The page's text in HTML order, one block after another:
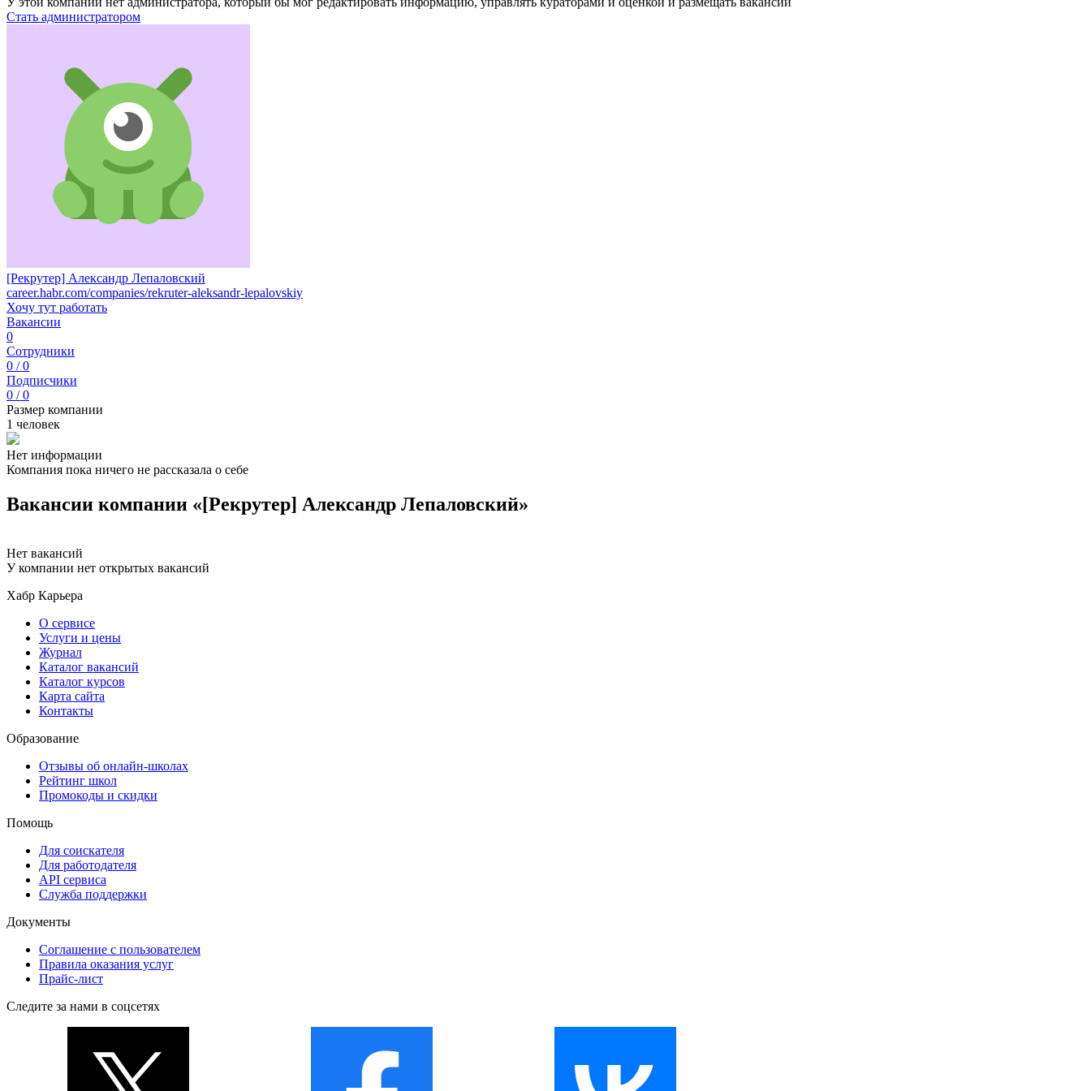
Стать администратором
[Рекрутер] Александр Лепаловский
career.habr.com/companies/rekruter-aleksandr-lepalovskiy
Хочу тут работать
Вакансии
0
Сотрудники
0 / 0
Подписчики
0 / 0
Размер компании
1 человек
Нет информации
Компания пока ничего не рассказала о себе
Вакансии компании «[Рекрутер] Александр Лепаловский»
Нет вакансий
У компании нет открытых вакансий
Хабр Карьера
О сервисе
Услуги и цены
Журнал
Каталог вакансий
Каталог курсов
Карта сайта
Контакты
Образование
Отзывы об онлайн-школах
Рейтинг школ
Промокоды и скидки
Помощь
Для соискателя
Для работодателя
API сервиса
Служба поддержки
Документы
Соглашение с пользователем
Правила оказания услуг
Прайс-лист
Следите за нами в соцсетях